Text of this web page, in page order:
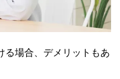
る場合、デメリットもあ